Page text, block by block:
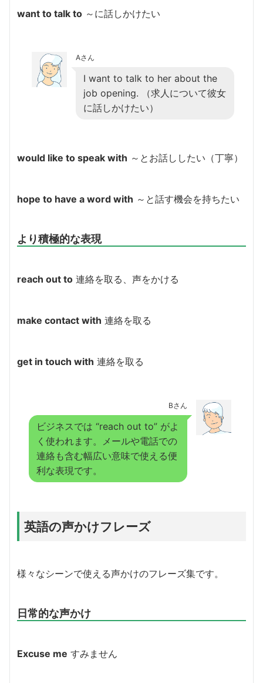
want to talk to ～に話しかけたい
Aさん
I want to talk to her about the
job opening. （求人について彼女
に話しかけたい）
would like to speak with ～とお話ししたい（丁寧）
hope to have a word with ～と話す機会を持ちたい
より積極的な表現
reach out to 連絡を取る、声をかける
make contact with 連絡を取る
get in touch with 連絡を取る
Bさん
ビジネスでは “reach out to” がよ
く使われます。メールや電話での
連絡も含む幅広い意味で使える便
利な表現です。
英語の声かけフレーズ
様々なシーンで使える声かけのフレーズ集です。
日常的な声かけ
Excuse me すみません